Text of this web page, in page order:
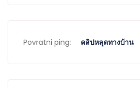
Povratni ping: คลิปหลุดทางบ้าน